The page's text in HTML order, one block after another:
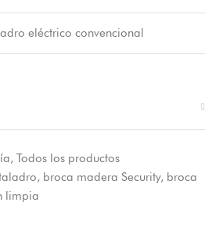
eléctrico convencional
, Todos los productos
, broca madera Security, broca
limpia